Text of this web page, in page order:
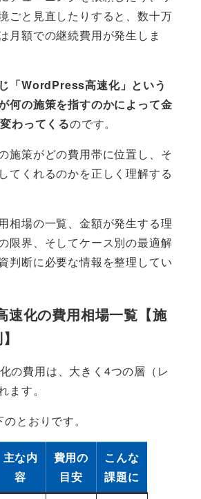
ごと見直したりすると、数十万
月額での継続費用が発生しま
「WordPress高速化」という
何の施策を指すのかによって金
わってくるのです。
施策がどの費用帯に位置し、そ
てくれるのかを正しく理解する
相場の一覧、金額が発生する理
限界、そしてケース別の最適解
判断に必要な情報を整理してい
化の費用相場一覧【施
の費用は、大きく4つの層（レ
ます。
とおりです。
主な内
容
費用の
目安
こんな
課題に